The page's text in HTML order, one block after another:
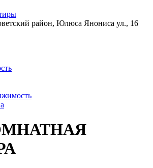
район, Юлюса Янониса ул., 16